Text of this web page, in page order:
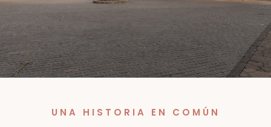
UNA HISTORIA EN COMÚN